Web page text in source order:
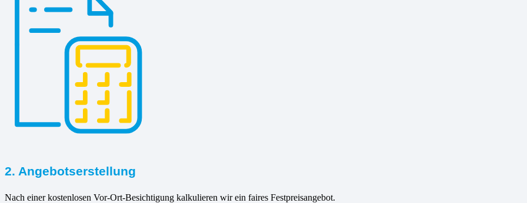
2. Angebotserstellung
Nach einer kostenlosen Vor-Ort-Besichtigung kalkulieren wir ein faires Festpreisangebot.